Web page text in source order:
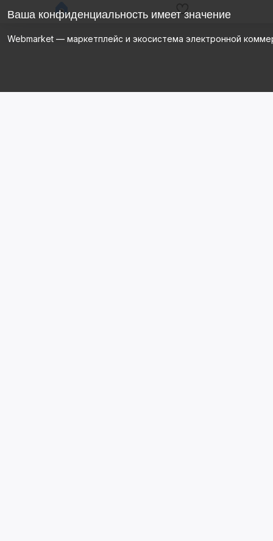
Ваша конфиденциальность имеет значение
Webmarket — маркетплейс и экосистема электронной